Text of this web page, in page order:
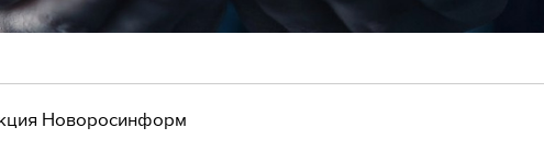
Новоросинформ